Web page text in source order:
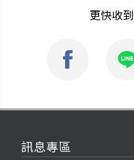
更快收
訊息專區